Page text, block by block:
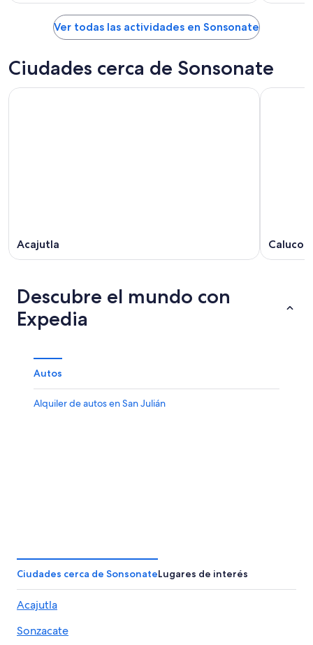
Ver todas las actividades en Sonsonate
Ciudades cerca de Sonsonate
Acajutla Caluco
Descubre el mundo con
Expedia
Autos
Alquiler de autos en San Julián
Ciudades cerca de SonsonateLugares de interés
Acajutla
Sonzacate